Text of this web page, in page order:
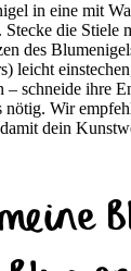
in eine mit
Stecke die Stiele
des
leicht
schneide ihre
Wir
dein